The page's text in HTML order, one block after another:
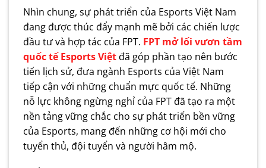
Nhìn chung, sự phát triển của Esports Việt Nam
đang được thúc đẩy mạnh mẽ bởi các chiến lược
đầu tư và hợp tác của FPT. FPT mở lối vươn tầm
quốc tế Esports Việtđã góp phần tạo nên bước
tiến lịch sử, đưa ngành Esports của Việt Nam
tiếp cận với những chuẩn mực quốc tế. Những
nỗ lực không ngừng nghỉ của FPT đã tạo ra một
nền tảng vững chắc cho sự phát triển bền vững
của Esports, mang đến những cơ hội mới cho
tuyển thủ, đội tuyển và người hâm mộ.